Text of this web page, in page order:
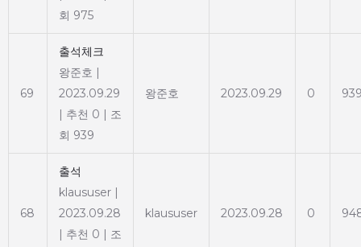
회 975
69
출석체크
왕준호 |
2023.09.29
| 추천 0 | 조
회 939
왕준호 2023.09.29 0
68
출석
klaususer |
2023.09.28
| 추천 0 | 조
klaususer 2023.09.28 0